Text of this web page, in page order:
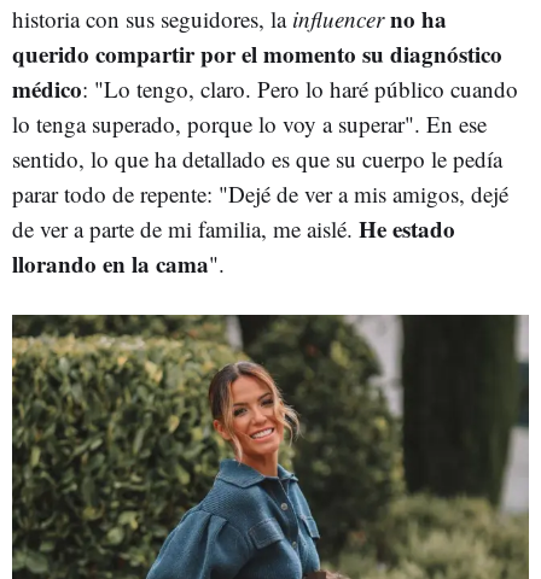
historia con sus seguidores, la influencer no ha
querido compartir por el momento su diagnóstico
médico: "Lo tengo, claro. Pero lo haré público cuando
lo tenga superado, porque lo voy a superar". En ese
sentido, lo que ha detallado es que su cuerpo le pedía
parar todo de repente: "Dejé de ver a mis amigos, dejé
de ver a parte de mi familia, me aislé. He estado
llorando en la cama".